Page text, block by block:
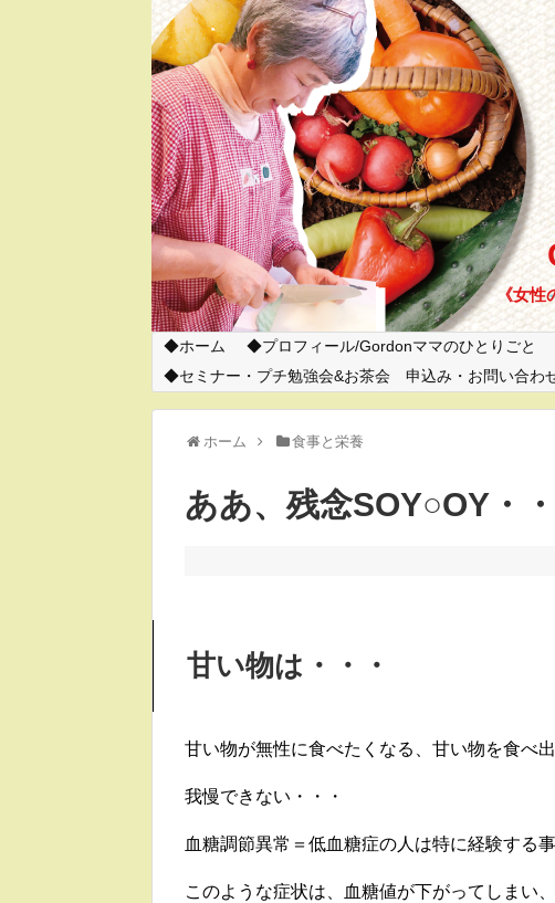
《女性
ホーム プロフィール/Gordonママのひとりごと
セミナー・プチ勉強会&お茶会 申込み・お問い合わ
ホーム 食事と栄養
ああ、残念SOY○OY・
甘い物は・・・
甘い物が無性に食べたくなる、甘い物を食べ
我慢できない・・・
血糖調節異常＝低血糖症の人は特に経験する
このような症状は、血糖値が下がってしまい